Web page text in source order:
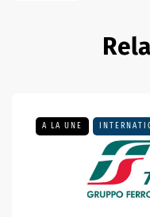
A LA UNE